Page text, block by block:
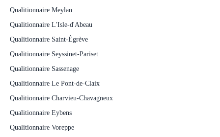
Qualitionnaire Meylan
Qualitionnaire L'Isle-d'Abeau
Qualitionnaire Saint-Égrève
Qualitionnaire Seyssinet-Pariset
Qualitionnaire Sassenage
Qualitionnaire Le Pont-de-Claix
Qualitionnaire Charvieu-Chavagneux
Qualitionnaire Eybens
Qualitionnaire Voreppe